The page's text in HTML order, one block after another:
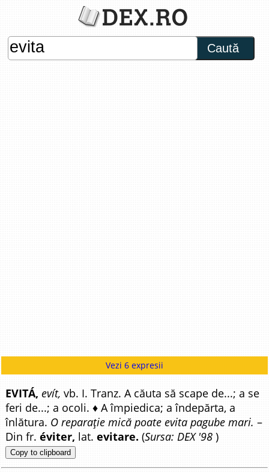
Caută
Vezi 6 expresii
EVITÁ, evít, vb. I. Tranz. A căuta să scape de...; a se
feri de...; a ocoli. ♦ A împiedica; a îndepărta, a
înlătura. O reparație mică poate evita pagube mari. –
Din fr.éviter, lat.evitare. (Sursa: DEX '98 )
Copy to clipboard